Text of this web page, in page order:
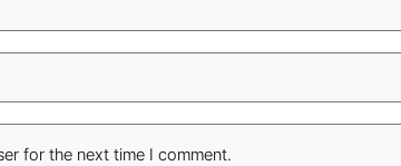
for the next time I comment.